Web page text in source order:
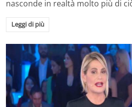
nasconde in realtà molto più di
Leggi di più